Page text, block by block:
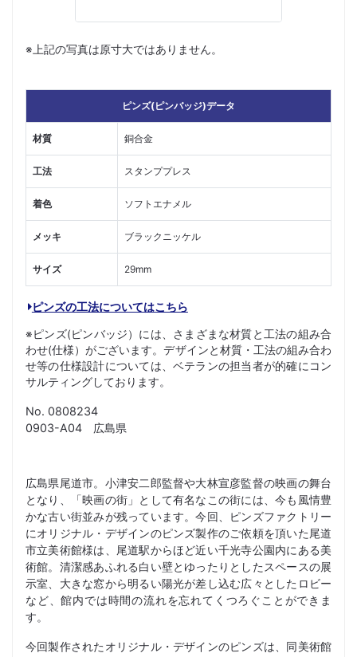
※上記の写真は原寸大ではありません。
ピンズ(ピンバッジ)データ
材質 銅合金
工法 スタンププレス
着色 ソフトエナメル
メッキ ブラックニッケル
サイズ 29mm
ピンズの工法についてはこちら
※ピンズ(ピンバッジ）には、さまざまな材質と工法の組み合
わせ(仕様）がございます。デザインと材質・工法の組み合わ
せ等の仕様設計については、ベテランの担当者が的確にコン
サルティングしております。
No. 0808234
0903-A04 広島県
広島県尾道市。小津安二郎監督や大林宣彦監督の映画の舞台
となり、「映画の街」として有名なこの街には、今も風情豊
かな古い街並みが残っています。今回、ピンズファクトリー
にオリジナル・デザインのピンズ製作のご依頼を頂いた尾道
市立美術館様は、尾道駅からほど近い千光寺公園内にある美
術館。清潔感あふれる白い壁とゆったりとしたスペースの展
示室、大きな窓から明るい陽光が差し込む広々としたロビー
など、館内では時間の流れを忘れてくつろぐことができま
す。
今回製作されたオリジナル・デザインのピンズは、同美術館